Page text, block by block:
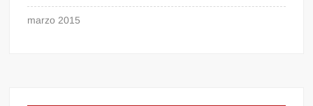
marzo 2015